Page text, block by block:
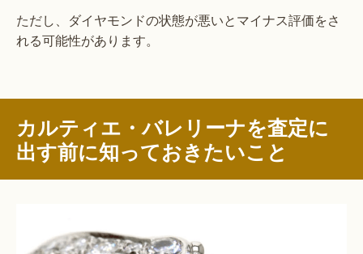
ただし、ダイヤモンドの状態が悪いとマイナス評価をさ
れる可能性があります。
カルティエ・バレリーナを査定に
出す前に知っておきたいこと